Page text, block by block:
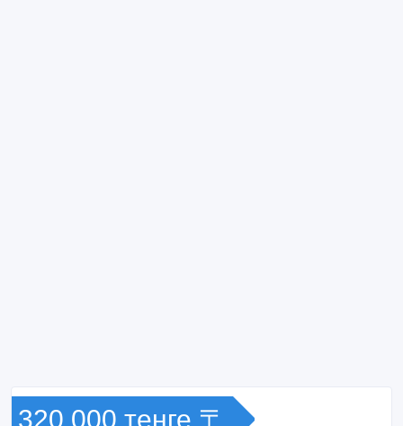
320 000 тенге 〒